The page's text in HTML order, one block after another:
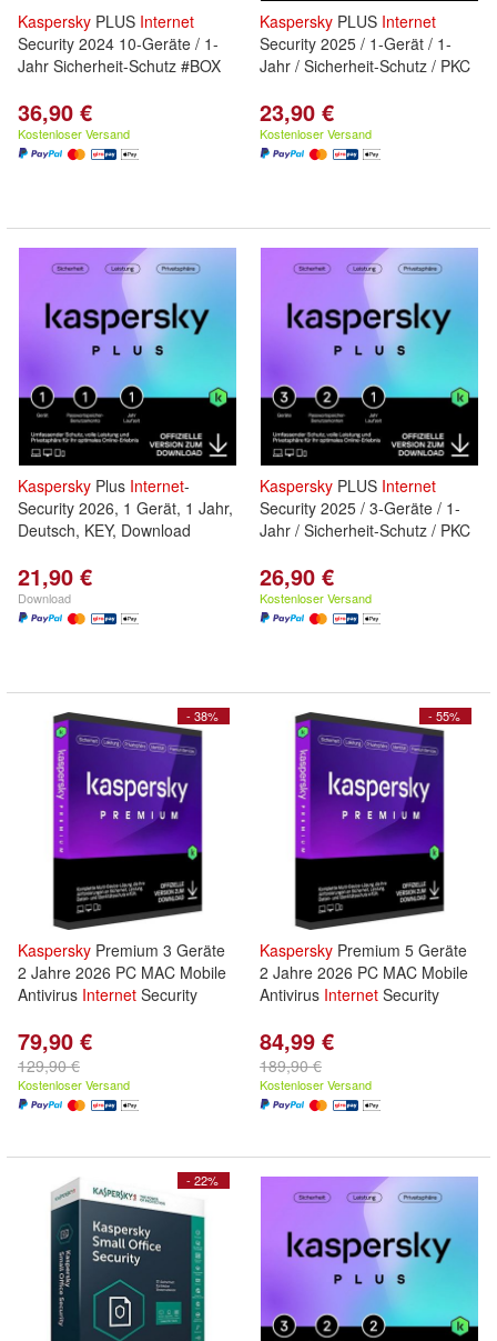
Kaspersky PLUS Internet
Security 2024 10-Geräte / 1-
Jahr Sicherheit-Schutz #BOX
36,90 €
Kostenloser Versand
Kaspersky PLUS Internet
Security 2025 / 1-Gerät / 1-
Jahr / Sicherheit-Schutz / PKC
23,90 €
Kostenloser Versand
Kaspersky Plus Internet-
Security 2026, 1 Gerät, 1 Jahr,
Deutsch, KEY, Download
21,90 €
Download
Kaspersky PLUS Internet
Security 2025 / 3-Geräte / 1-
Jahr / Sicherheit-Schutz / PKC
26,90 €
Kostenloser Versand
- 38%
Kaspersky Premium 3 Geräte
2 Jahre 2026 PC MAC Mobile
Antivirus Internet Security
79,90 €
129,90 €
Kostenloser Versand
- 55%
Kaspersky Premium 5 Geräte
2 Jahre 2026 PC MAC Mobile
Antivirus Internet Security
84,99 €
189,90 €
Kostenloser Versand
- 22%